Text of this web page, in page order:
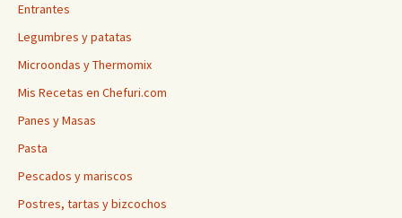
Entrantes
Legumbres y patatas
Microondas y Thermomix
Mis Recetas en Chefuri.com
Panes y Masas
Pasta
Pescados y mariscos
Postres, tartas y bizcochos